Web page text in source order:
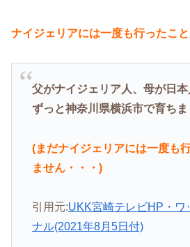
ナイジェリアには一度も行ったこ
父がナイジェリア人、母が日
ずっと神奈川県横浜市で育ちま
(まだナイジェリアには一度も
ません・・・)
引用元:UKK宮崎テレビHP・ワ
ナル(2021年8月5日付)